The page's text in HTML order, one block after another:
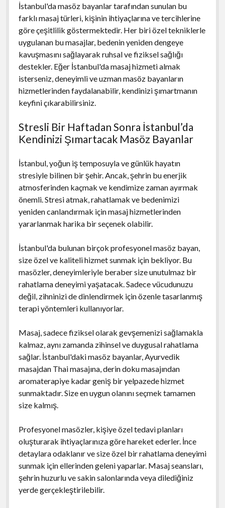
İstanbul'da masöz bayanlar tarafından sunulan bu
farklı masaj türleri, kişinin ihtiyaçlarına ve tercihlerine
göre çeşitlilik göstermektedir. Her biri özel tekniklerle
uygulanan bu masajlar, bedenin yeniden dengeye
kavuşmasını sağlayarak ruhsal ve fiziksel sağlığı
destekler. Eğer İstanbul'da masaj hizmeti almak
isterseniz, deneyimli ve uzman masöz bayanların
hizmetlerinden faydalanabilir, kendinizi şımartmanın
keyfini çıkarabilirsiniz.
Stresli Bir Haftadan Sonra İstanbul’da
Kendinizi Şımartacak Masöz Bayanlar
İstanbul, yoğun iş temposuyla ve günlük hayatın
stresiyle bilinen bir şehir. Ancak, şehrin bu enerjik
atmosferinden kaçmak ve kendimize zaman ayırmak
önemli. Stresi atmak, rahatlamak ve bedenimizi
yeniden canlandırmak için masaj hizmetlerinden
yararlanmak harika bir seçenek olabilir.
İstanbul'da bulunan birçok profesyonel masöz bayan,
size özel ve kaliteli hizmet sunmak için bekliyor. Bu
masözler, deneyimleriyle beraber size unutulmaz bir
rahatlama deneyimi yaşatacak. Sadece vücudunuzu
değil, zihninizi de dinlendirmek için özenle tasarlanmış
terapi yöntemleri kullanıyorlar.
Masaj, sadece fiziksel olarak gevşemenizi sağlamakla
kalmaz, aynı zamanda zihinsel ve duygusal rahatlama
sağlar. İstanbul'daki masöz bayanlar, Ayurvedik
masajdan Thai masajına, derin doku masajından
aromaterapiye kadar geniş bir yelpazede hizmet
sunmaktadır. Size en uygun olanını seçmek tamamen
size kalmış.
Profesyonel masözler, kişiye özel tedavi planları
oluşturarak ihtiyaçlarınıza göre hareket ederler. İnce
detaylara odaklanır ve size özel bir rahatlama deneyimi
sunmak için ellerinden geleni yaparlar. Masaj seansları,
şehrin huzurlu ve sakin salonlarında veya dilediğiniz
yerde gerçekleştirilebilir.